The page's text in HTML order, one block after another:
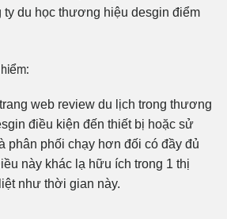
ty du học thương hiệu desgin điểm
web review du lịch trong thương
điều kiện đến thiết bị hoặc sử
phân phối chạy hơn đối có đầy đủ
này khác lạ hữu ích trong 1 thị
như thời gian này.